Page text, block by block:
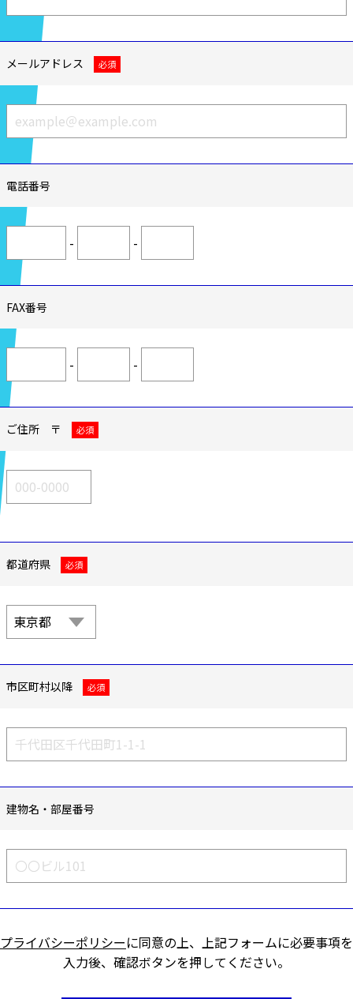
メールアドレス 必須
電話番号
- -
FAX番号
- -
ご住所 〒 必須
都道府県 必須
市区町村以降 必須
建物名・部屋番号
プライバシーポリシーに同意の上、上記フォームに必要事項を
入力後、確認ボタンを押してください。